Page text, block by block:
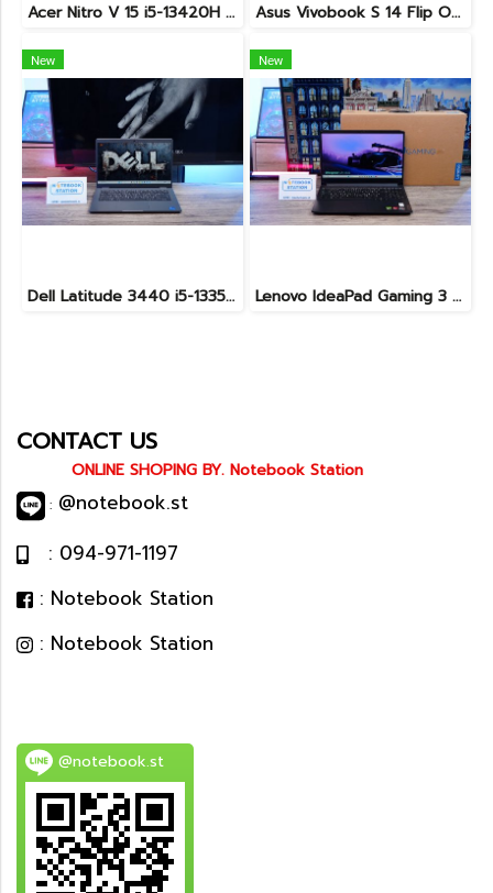
Acer Nitro V 15 i5-13420H Ram16 RTX2050(4GB) SSD512GB จอ15.6นิ้ว FHD 144Hz เกมมิ่งรุ่นใหม่ ดีไซน์ฝาหลังสุดเท่ มีประกันศูนย์2027 เครื่องพร้อมใช้งาน ราคาสุดคุ้มเพียง 17,990.- Asus Vivobook S 14 Flip OLED ทัชกรีนหมุนจอ360องศา Ryzen7-7730U Ram24 SSD512GB จอ14 2.8K OLED 90Hz จอภาพสวยคมชัดมาก ดีไซน์สวยทันสมัย ราคา 18,990.-
New
Dell Latitude 3440 i5-1335U Ram8 SSD512 จอ14นิ้ว สเปคดี คีย์บอร์ดไฟ เครื่องประมวลผลไวพร้อมใช้งาน เพียง 13,990.-
New
Lenovo IdeaPad Gaming 3 Ryzen5-5500H RAM16 RTX2050(4GB) 512GB M.2 จอ15.6 FHD 144Hz สเปคเกมมิ่ง คีย์บอร์ดไฟสีRGB เครื่องพร้อมใช้งาน ราคาเพียง 16,900.-
CONTACT US
ONLINE SHOPING BY. Notebook Station
: @notebook.st
: 094-971-1197
: Notebook Station
: Notebook Station
@notebook.st